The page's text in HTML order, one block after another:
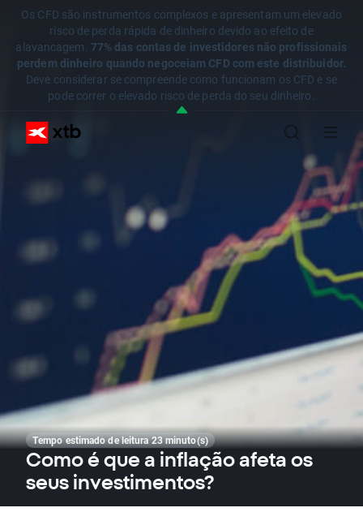
Os CFD são instrumentos complexos e apresentam um elevado
risco de perda rápida de dinheiro devido ao efeito de
alavancagem. 77% das contas de investidores não profissionais
perdem dinheiro quando negoceiam CFD com este distribuidor.
Deve considerar se compreende como funcionam os CFD e se
pode correr o elevado risco de perda do seu dinheiro.
Tempo estimado de leitura 23 minuto(s)
Como é que a inflação afeta os
seus investimentos?